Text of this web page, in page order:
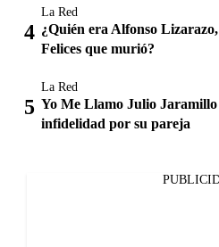
La Red
¿Quién era Alfonso
Felices que murió?
La Red
Yo Me Llamo Julio
infidelidad por su pareja